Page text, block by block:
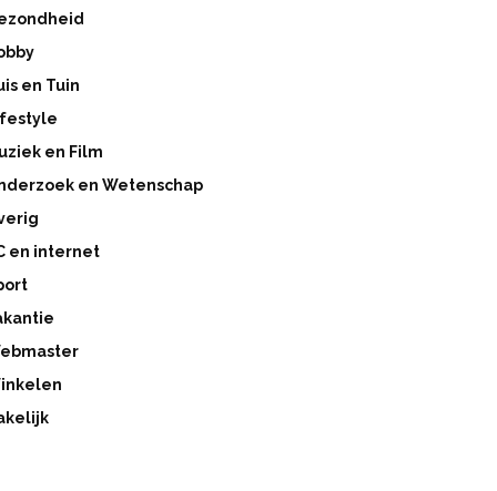
en Tuin
en Film
en Wetenschap
en internet